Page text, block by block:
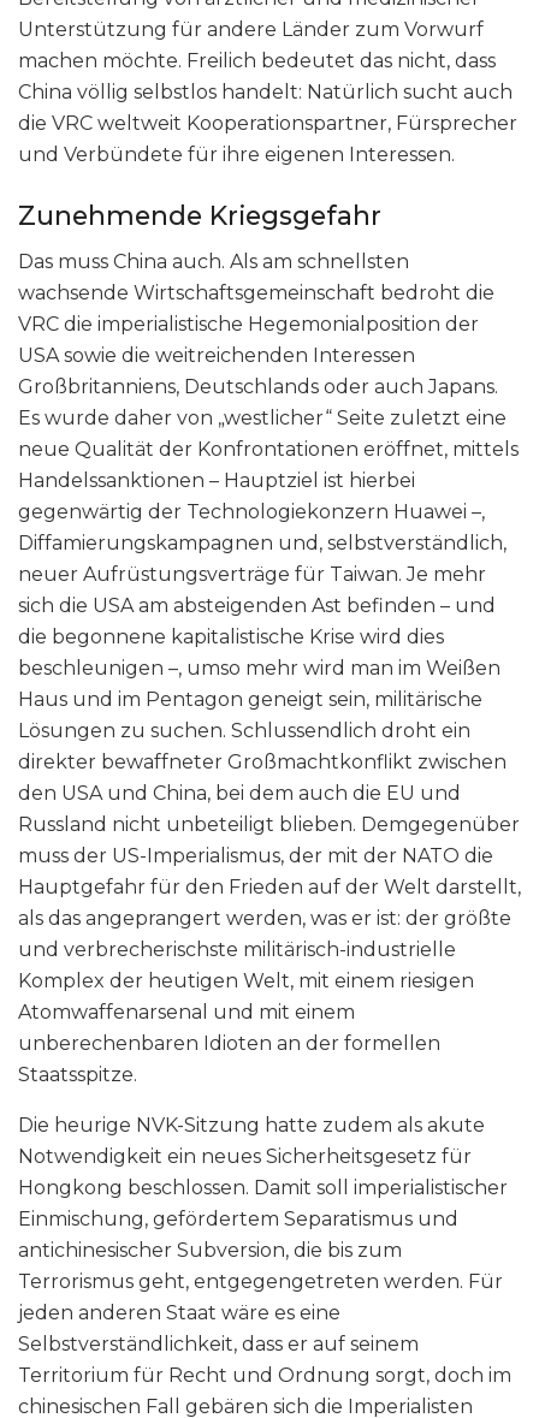
Unterstützung für andere Länder zum Vorwurf
machen möchte. Freilich bedeutet das nicht, dass
China völlig selbstlos handelt: Natürlich sucht auch
die VRC weltweit Kooperationspartner, Fürsprecher
und Verbündete für ihre eigenen Interessen.
Zunehmende Kriegsgefahr
Das muss China auch. Als am schnellsten
wachsende Wirtschaftsgemeinschaft bedroht die
VRC die imperialistische Hegemonialposition der
USA sowie die weitreichenden Interessen
Großbritanniens, Deutschlands oder auch Japans.
Es wurde daher von „westlicher“ Seite zuletzt eine
neue Qualität der Konfrontationen eröffnet, mittels
Handelssanktionen – Hauptziel ist hierbei
gegenwärtig der Technologiekonzern Huawei –,
Diffamierungskampagnen und, selbstverständlich,
neuer Aufrüstungsverträge für Taiwan. Je mehr
sich die USA am absteigenden Ast befinden – und
die begonnene kapitalistische Krise wird dies
beschleunigen –, umso mehr wird man im Weißen
Haus und im Pentagon geneigt sein, militärische
Lösungen zu suchen. Schlussendlich droht ein
direkter bewaffneter Großmachtkonflikt zwischen
den USA und China, bei dem auch die EU und
Russland nicht unbeteiligt blieben. Demgegenüber
muss der US-Imperialismus, der mit der NATO die
Hauptgefahr für den Frieden auf der Welt darstellt,
als das angeprangert werden, was er ist: der größte
und verbrecherischste militärisch-industrielle
Komplex der heutigen Welt, mit einem riesigen
Atomwaffenarsenal und mit einem
unberechenbaren Idioten an der formellen
Staatsspitze.
Die heurige NVK-Sitzung hatte zudem als akute
Notwendigkeit ein neues Sicherheitsgesetz für
Hongkong beschlossen. Damit soll imperialistischer
Einmischung, gefördertem Separatismus und
antichinesischer Subversion, die bis zum
Terrorismus geht, entgegengetreten werden. Für
jeden anderen Staat wäre es eine
Selbstverständlichkeit, dass er auf seinem
Territorium für Recht und Ordnung sorgt, doch im
chinesischen Fall gebären sich die Imperialisten